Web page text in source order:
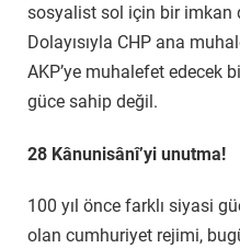
sosyalist sol için bir imkan
Dolayısıyla CHP ana
AKP’ye muhalefet edecek
güce sahip değil.
28 Kânunisânî’yi unutma!
100 yıl önce farklı siyasi
olan cumhuriyet rejimi,